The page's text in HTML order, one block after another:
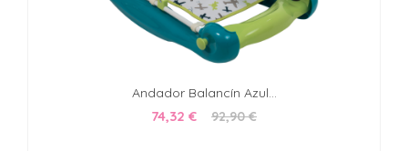
Andador Balancín Azul...
74,32 € 92,90 €